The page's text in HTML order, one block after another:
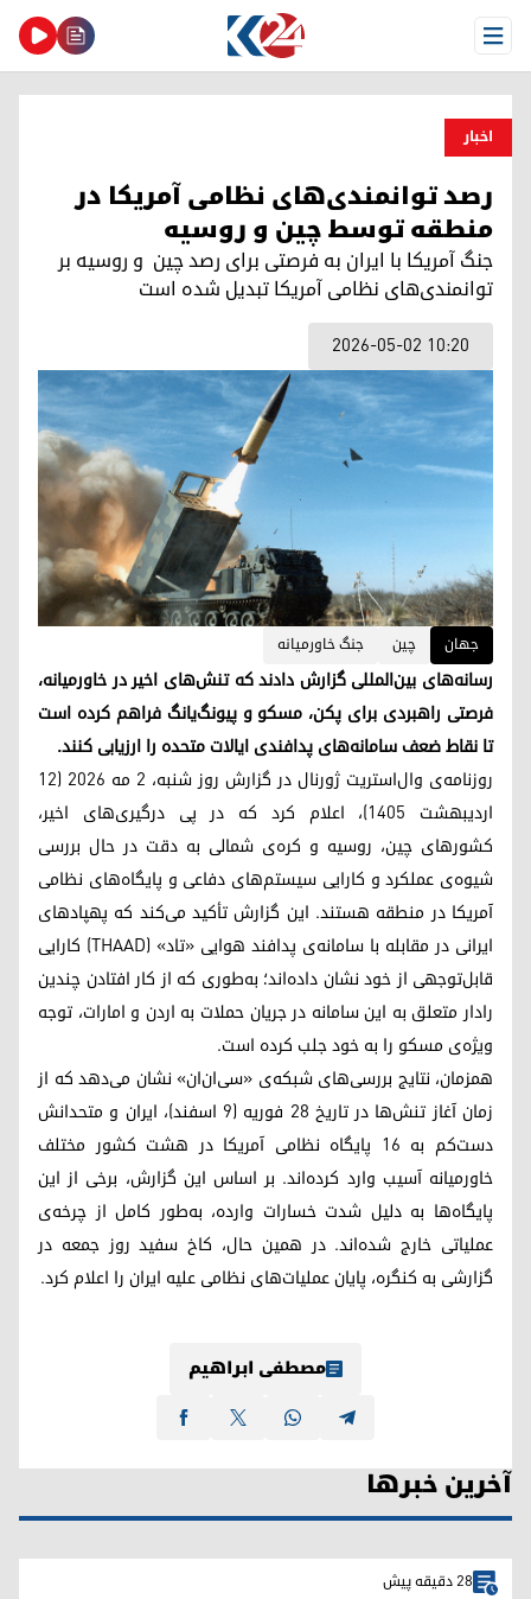
Open Menu
اخبار
رصد توانمندی‌های نظامی آمریکا در
منطقه توسط چین و روسیه
جنگ آمریکا با ایران به فرصتی برای رصد چین و روسیە بر
توانمندی‌های نظامی آمریکا تبدیل شده است
2026-05-02 10:20
جهان چین جنگ خاورمیانه
رسانه‌های بین‌المللی گزارش دادند که تنش‌های اخیر در خاورمیانه،
فرصتی راهبردی برای پکن، مسکو و پیونگ‌یانگ فراهم کرده است
تا نقاط ضعف سامانه‌های پدافندی ایالات متحده را ارزیابی کنند.
روزنامه‌ی وال‌استریت ژورنال در گزارش روز شنبه، ۲ مه ۲۰۲۶ (۱۲
اردیبهشت ۱۴۰۵)، اعلام کرد که در پی درگیری‌های اخیر،
کشورهای چین، روسیه و کره‌ی شمالی به دقت در حال بررسی
شیوه‌ی عملکرد و کارایی سیستم‌های دفاعی و پایگاه‌های نظامی
آمریکا در منطقه هستند. این گزارش تأکید می‌کند که پهپادهای
ایرانی در مقابله با سامانه‌ی پدافند هوایی «تاد» (THAAD) کارایی
قابل‌توجهی از خود نشان داده‌اند؛ به‌طوری که از کار افتادن چندین
رادار متعلق به این سامانه در جریان حملات به اردن و امارات، توجه
ویژه‌ی مسکو را به خود جلب کرده است.
همزمان، نتایج بررسی‌های شبکه‌ی «سی‌ان‌ان» نشان می‌دهد که از
زمان آغاز تنش‌ها در تاریخ ۲۸ فوریه (۹ اسفند)، ایران و متحدانش
دست‌کم به ۱۶ پایگاه نظامی آمریکا در هشت کشور مختلف
خاورمیانه آسیب وارد کرده‌اند. بر اساس این گزارش، برخی از این
پایگاه‌ها به دلیل شدت خسارات وارده، به‌طور کامل از چرخه‌ی
عملیاتی خارج شده‌اند. در همین حال، کاخ سفید روز جمعه در
گزارشی به کنگره، پایان عملیات‌های نظامی علیه ایران را اعلام کرد.
مصطفی ابراهیم
آخرین خبرها
28 دقیقه پیش